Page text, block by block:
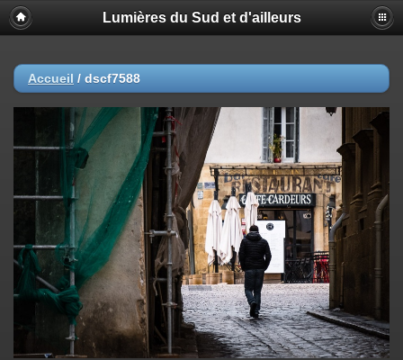
Lumières du Sud et d'ailleurs
Accueil / dscf7588